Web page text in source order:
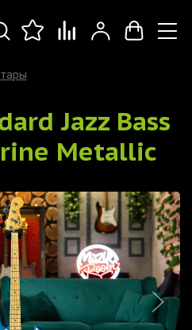
Jazz Bass
Metallic